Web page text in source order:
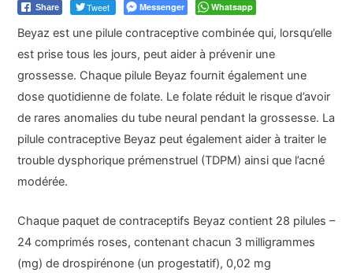
Share Tweet Messenger Whatsapp
Beyaz est une pilule contraceptive combinée qui, lorsqu’elle
est prise tous les jours, peut aider à prévenir une
grossesse. Chaque pilule Beyaz fournit également une
dose quotidienne de folate. Le folate réduit le risque d’avoir
de rares anomalies du tube neural pendant la grossesse. La
pilule contraceptive Beyaz peut également aider à traiter le
trouble dysphorique prémenstruel (TDPM) ainsi que l’acné
modérée.
Chaque paquet de contraceptifs Beyaz contient 28 pilules –
24 comprimés roses, contenant chacun 3 milligrammes
(mg) de drospirénone (un progestatif), 0,02 mg